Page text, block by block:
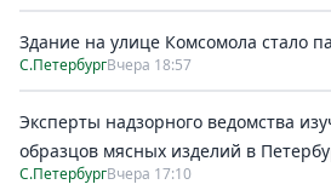
Здание на улице Комсомола стало
С.ПетербургВчера 18:57
Эксперты надзорного ведомства
образцов мясных изделий в
С.ПетербургВчера 17:10